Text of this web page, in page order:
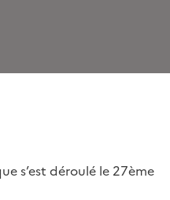
s’est déroulé le 27ème